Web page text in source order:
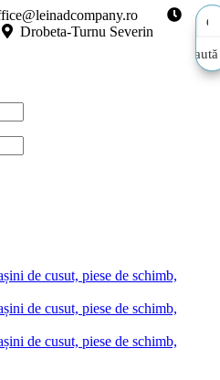
Drobeta-Turnu Severin
Caută
Caută